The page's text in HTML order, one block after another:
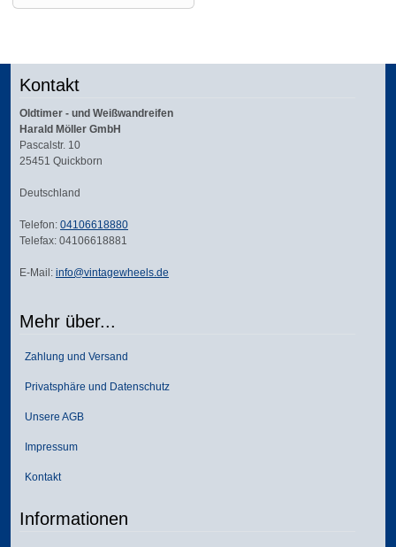
Kontakt
Oldtimer - und Weißwandreifen
Harald Möller GmbH
Pascalstr. 10
25451 Quickborn
Deutschland
Telefon: 04106618880
Telefax: 04106618881
E-Mail: info@vintagewheels.de
Mehr über...
Zahlung und Versand
Privatsphäre und Datenschutz
Unsere AGB
Impressum
Kontakt
Informationen